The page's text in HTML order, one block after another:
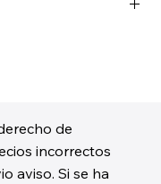
de
incorrectos
aviso. Si se ha